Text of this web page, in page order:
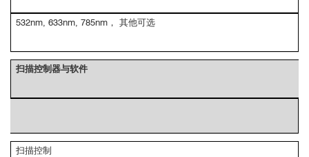
532nm, 633nm, 785nm， 其他可选
扫描控制器与软件
扫描控制